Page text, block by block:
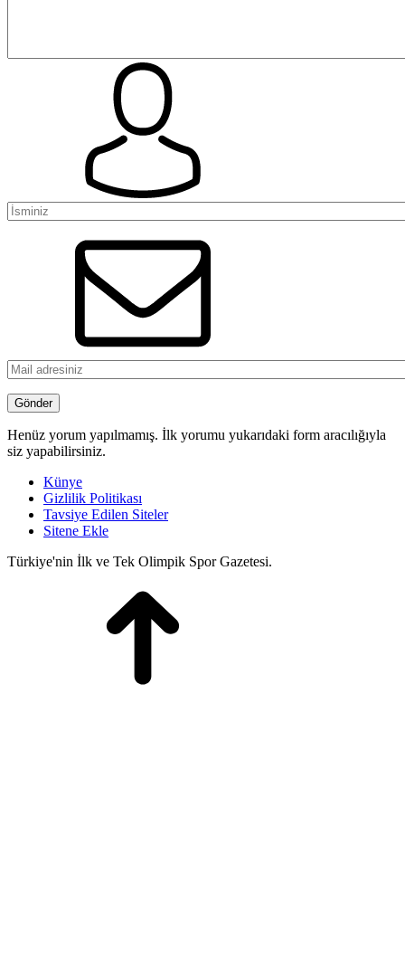
Henüz yorum yapılmamış. İlk yorumu yukarıdaki form aracılığıyla
siz yapabilirsiniz.
Künye
Gizlilik Politikası
Tavsiye Edilen Siteler
Sitene Ekle
Türkiye'nin İlk ve Tek Olimpik Spor Gazetesi.